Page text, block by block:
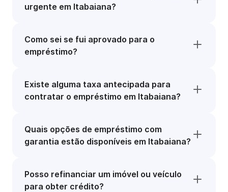
urgente em Itabaiana?
Como sei se fui aprovado para o
empréstimo?
Existe alguma taxa antecipada para
contratar o empréstimo em Itabaiana?
Quais opções de empréstimo com
garantia estão disponíveis em Itabaiana?
Posso refinanciar um imóvel ou veículo
para obter crédito?